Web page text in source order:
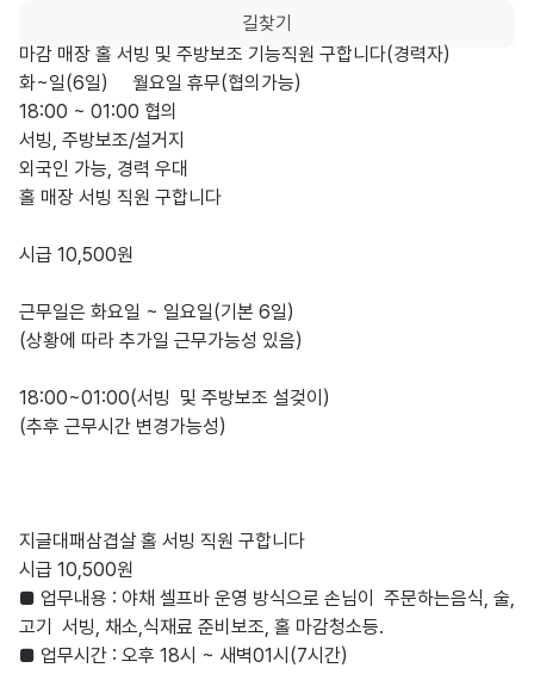
길찾기
마감 매장 홀 서빙 및 주방보조 기능직원 구합니다(경력자)
화~일(6일)     월요일 휴무(협의가능)
18:00 ~ 01:00 협의
서빙, 주방보조/설거지
외국인 가능, 경력 우대
홀 매장 서빙 직원 구합니다
시급 10,500원
근무일은 화요일 ~ 일요일(기본 6일)
(상황에 따라 추가일 근무가능성 있음)
18:00~01:00(서빙  및 주방보조 설겆이)
(추후 근무시간 변경가능성)
지글대패삼겹살 홀 서빙 직원 구합니다
시급 10,500원
■ 업무내용 : 야채 셀프바 운영 방식으로 손님이  주문하는음식, 술,
고기  서빙, 채소,식재료 준비보조, 홀 마감청소등.
■ 업무시간 : 오후 18시 ~ 새벽01시(7시간)